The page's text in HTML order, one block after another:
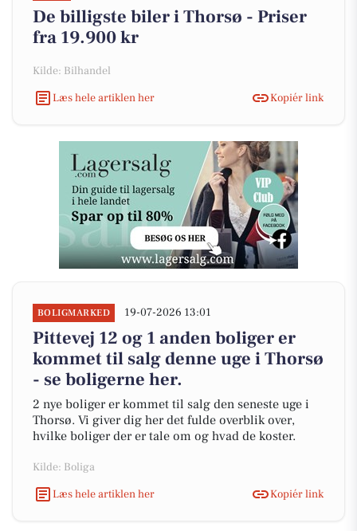
De billigste biler i Thorsø - Priser
fra 19.900 kr
Kilde: Bilhandel
Læs hele artiklen her
Kopiér link
BOLIGMARKED 19-07-2026 13:01
Pittevej 12 og 1 anden boliger er
kommet til salg denne uge i Thorsø
- se boligerne her.
2 nye boliger er kommet til salg den seneste uge i
Thorsø. Vi giver dig her det fulde overblik over,
hvilke boliger der er tale om og hvad de koster.
Kilde: Boliga
Læs hele artiklen her
Kopiér link